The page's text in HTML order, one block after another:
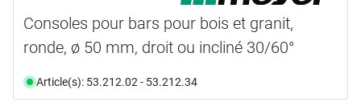
Consoles pour bars pour bois et granit,
ronde, ø 50 mm, droit ou incliné 30/60°
Article(s): 53.212.02 - 53.212.34